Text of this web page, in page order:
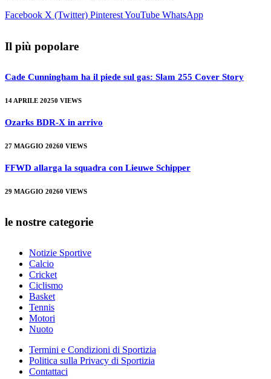
Facebook X (Twitter) PinterestYouTube WhatsApp
Il più popolare
Cade Cunningham ha il piede sul gas: Slam 255 Cover Story
14 APRILE 20250 VIEWS
Ozarks BDR-X in arrivo
27 MAGGIO 20260 VIEWS
FFWD allarga la squadra con Lieuwe Schipper
29 MAGGIO 20260 VIEWS
le nostre categorie
Notizie Sportive
Calcio
Cricket
Ciclismo
Basket
Tennis
Motori
Nuoto
Termini e Condizioni di Sportizia
Politica sulla Privacy di Sportizia
Contattaci